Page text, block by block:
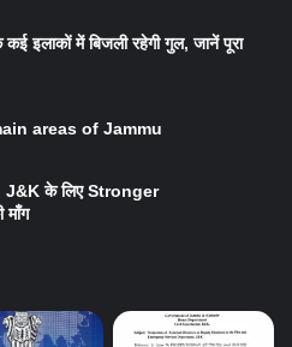
में बिजली रहेगी गुल, जानें पूरा
areas of Jammu
के लिए Stronger